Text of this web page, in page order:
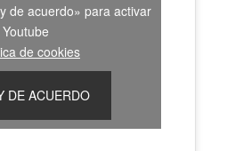
de acuerdo» para activar
Youtube
de cookies
DE ACUERDO